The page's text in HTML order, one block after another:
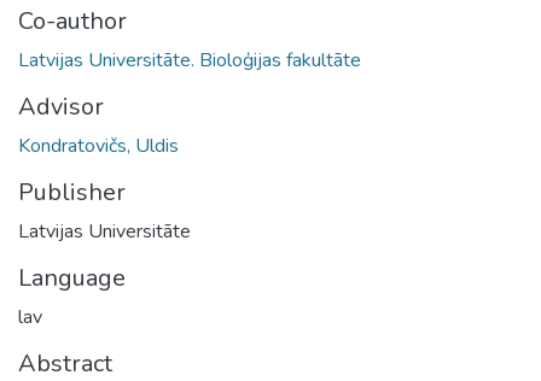
Co-author
Latvijas Universitāte. Bioloģijas fakultāte
Advisor
Kondratovičs, Uldis
Publisher
Latvijas Universitāte
Language
lav
Abstract